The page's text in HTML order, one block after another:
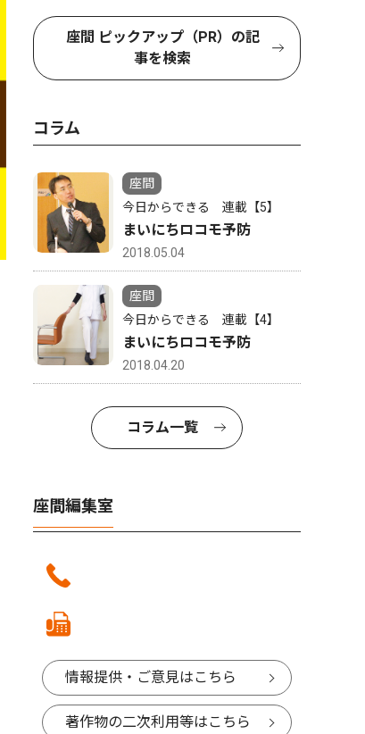
座間 ピックアップ（PR）の記
事を検索
コラム
座間
今日からできる 連載【5】
まいにちロコモ予防
2018.05.04
座間
今日からできる 連載【4】
まいにちロコモ予防
2018.04.20
コラム一覧
座間編集室
情報提供・ご意見はこちら
著作物の二次利用等はこちら